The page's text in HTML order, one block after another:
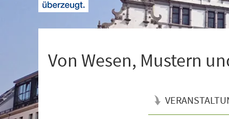
Von Wesen, Mustern